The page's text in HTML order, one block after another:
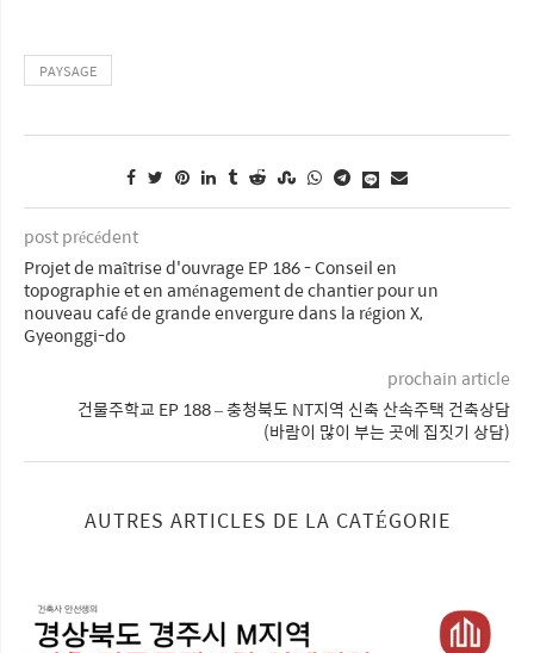
PAYSAGE
post précédent
Projet de maîtrise d'ouvrage EP 186 - Conseil en
topographie et en aménagement de chantier pour un
nouveau café de grande envergure dans la région X,
Gyeonggi-do
prochain article
건물주학교 EP 188 – 충청북도 NT지역 신축 산속주택 건축상담
(바람이 많이 부는 곳에 집짓기 상담)
AUTRES ARTICLES DE LA CATÉGORIE